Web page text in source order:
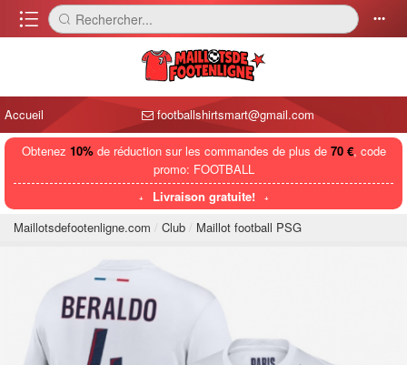
󰈍 󰅼 Rechercher... 󰄒
Accueil footballshirtsmart@gmail.com
Obtenez 10%de réduction sur les commandes de plus de 70 €, code
promo: FOOTBALL
Livraison gratuite!
Maillotsdefootenligne.com
Club Maillot football PSG